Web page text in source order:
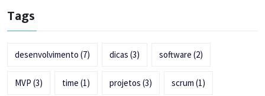
Tags
desenvolvimento (7) dicas (3) software (2)
MVP (3) time (1) projetos (3) scrum (1)